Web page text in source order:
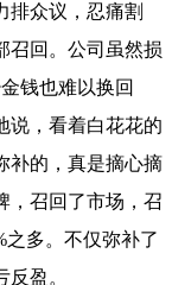
排众议，忍痛割
召回。公司虽然损
钱也难以换回
说，看着白花花的
补的，真是摘心摘
，召回了市场，召
之多。不仅弥补了
盈。